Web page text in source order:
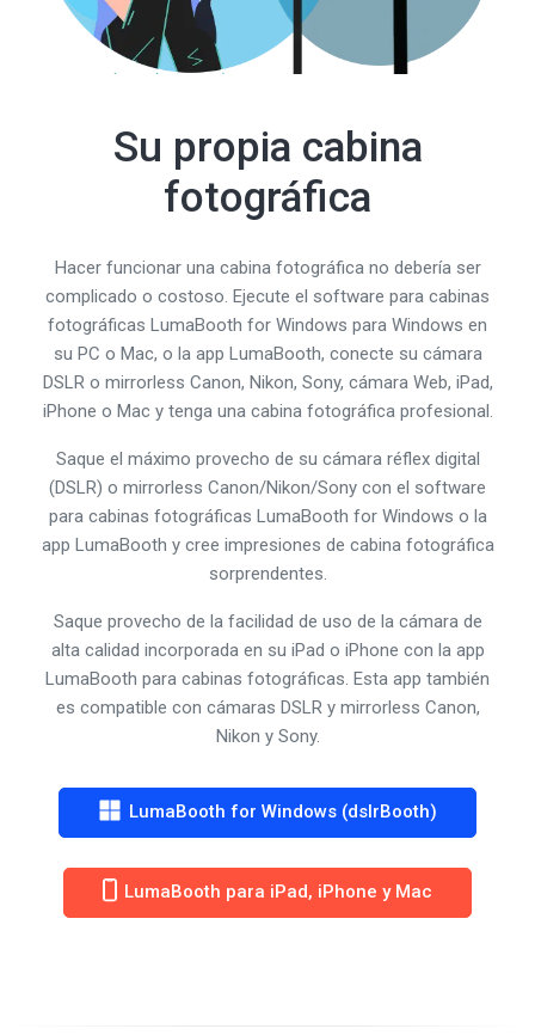
Su propia cabina
fotográfica
Hacer funcionar una cabina fotográfica no debería ser
complicado o costoso. Ejecute el software para cabinas
fotográficas LumaBooth for Windows para Windows en
su PC o Mac, o la app LumaBooth, conecte su cámara
DSLR o mirrorless Canon, Nikon, Sony, cámara Web, iPad,
iPhone o Mac y tenga una cabina fotográfica profesional.
Saque el máximo provecho de su cámara réflex digital
(DSLR) o mirrorless Canon/Nikon/Sony con el software
para cabinas fotográficas LumaBooth for Windows o la
app LumaBooth y cree impresiones de cabina fotográfica
sorprendentes.
Saque provecho de la facilidad de uso de la cámara de
alta calidad incorporada en su iPad o iPhone con la app
LumaBooth para cabinas fotográficas. Esta app también
es compatible con cámaras DSLR y mirrorless Canon,
Nikon y Sony.
LumaBooth for Windows (dslrBooth)
LumaBooth para iPad, iPhone y Mac